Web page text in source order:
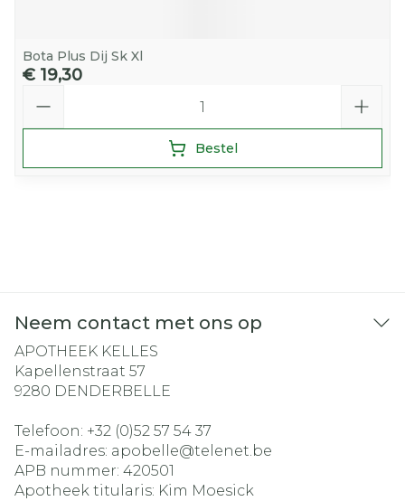
Bota Plus Dij Sk Xl
€ 19,30
Bestel
Neem contact met ons op
APOTHEEK KELLES
Kapellenstraat 57
9280 DENDERBELLE
Telefoon: +32 (0)52 57 54 37
E-mailadres: apobelle@telenet.be
APB nummer: 420501
Apotheek titularis: Kim Moesick